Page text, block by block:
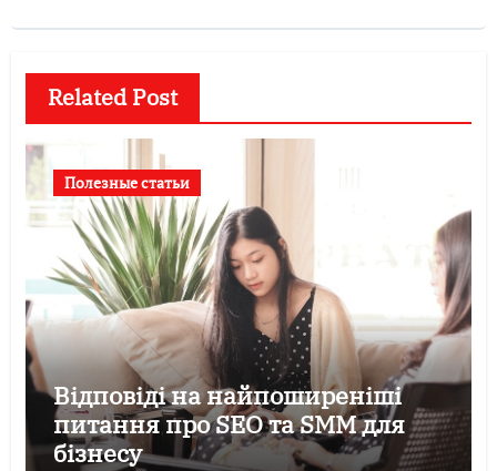
Related Post
Полезные статьи
Відповіді на найпоширеніші
питання про SEO та SMM для
бізнесу